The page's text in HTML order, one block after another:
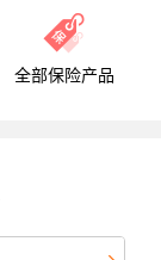
全部保险产品